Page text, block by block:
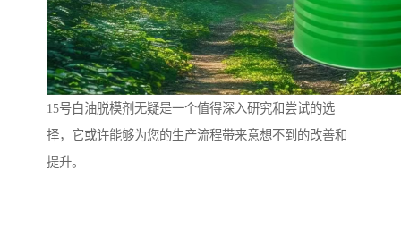
15号白油脱模剂无疑是一个值得深入研究和尝试的选
择，它或许能够为您的生产流程带来意想不到的改善和
提升。